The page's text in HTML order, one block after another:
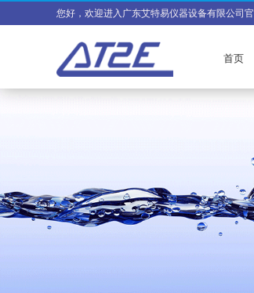
您好，欢迎进入广东艾特易仪器设备有限公司官
首页